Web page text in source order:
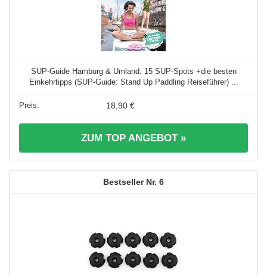
SUP-Guide Hamburg & Umland: 15 SUP-Spots +die besten
Einkehrtipps (SUP-Guide: Stand Up Paddling Reiseführer) ...
18,90 €
ZUM TOP ANGEBOT »
6